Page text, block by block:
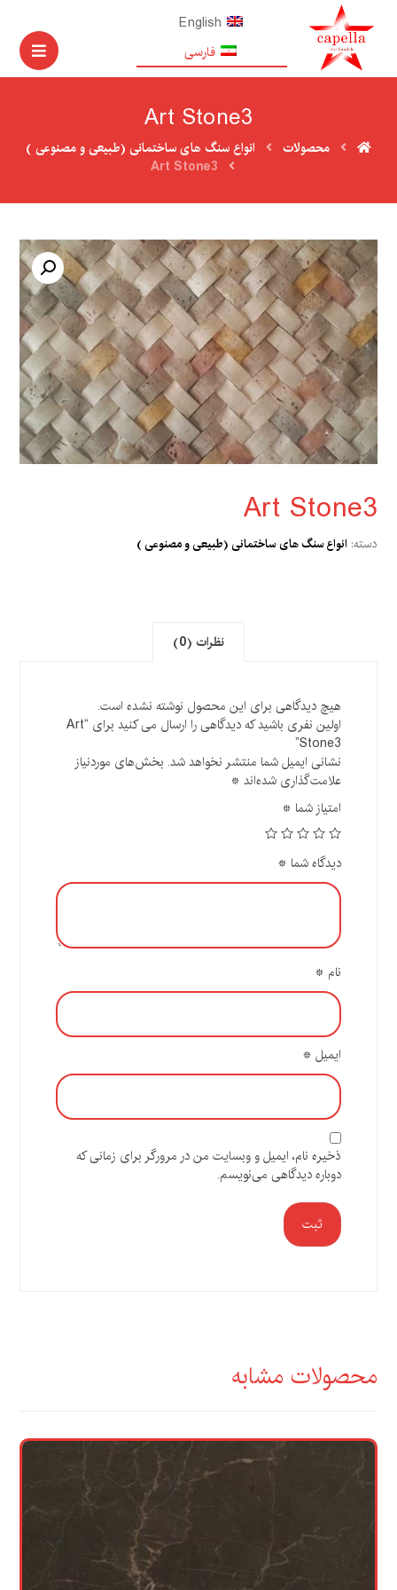
English
فارسی
Art Stone3
محصولات
انواع سنگ های ساختمانی (طبیعی و مصنوعی )
Art Stone3
Art Stone3
دسته: انواع سنگ های ساختمانی (طبیعی و مصنوعی )
نظرات (0)
هیچ دیدگاهی برای این محصول نوشته نشده است.
اولین نفری باشید که دیدگاهی را ارسال می کنید برای “Art
Stone3”
نشانی ایمیل شما منتشر نخواهد شد. بخش‌های موردنیاز
علامت‌گذاری شده‌اند *
امتیاز شما *
دیدگاه شما *
نام *
ایمیل *
ذخیره نام، ایمیل و وبسایت من در مرورگر برای زمانی که
دوباره دیدگاهی می‌نویسم.
ثبت
محصولات مشابه